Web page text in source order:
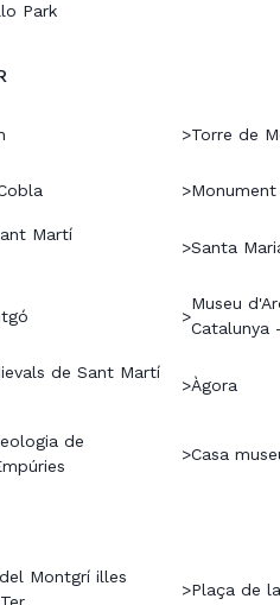
Park
>Torre de
>
Martí
>Santa
>
Museu
Catalunya
de Sant Martí
>Àgora
de
>Casa
Montgrí illes
>Plaça de